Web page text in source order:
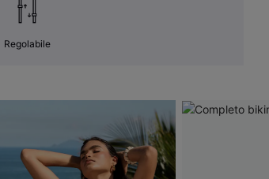
Regolabile